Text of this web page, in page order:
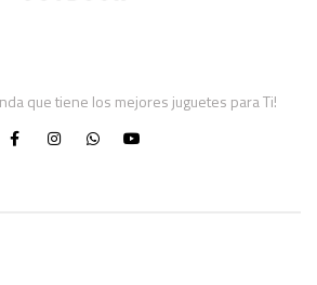
que tiene los mejores juguetes para Ti!